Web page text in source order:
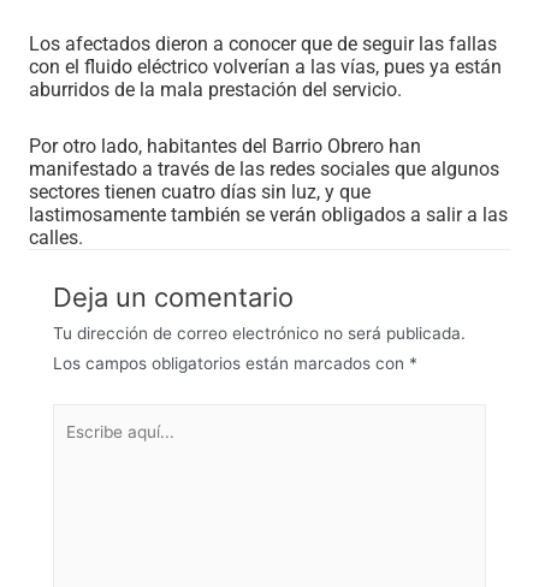
Los afectados dieron a conocer que de seguir las fallas
con el fluido eléctrico volverían a las vías, pues ya están
aburridos de la mala prestación del servicio.
Por otro lado, habitantes del Barrio Obrero han
manifestado a través de las redes sociales que algunos
sectores tienen cuatro días sin luz, y que
lastimosamente también se verán obligados a salir a las
calles.
Deja un comentario
Tu dirección de correo electrónico no será publicada.
Los campos obligatorios están marcados con *